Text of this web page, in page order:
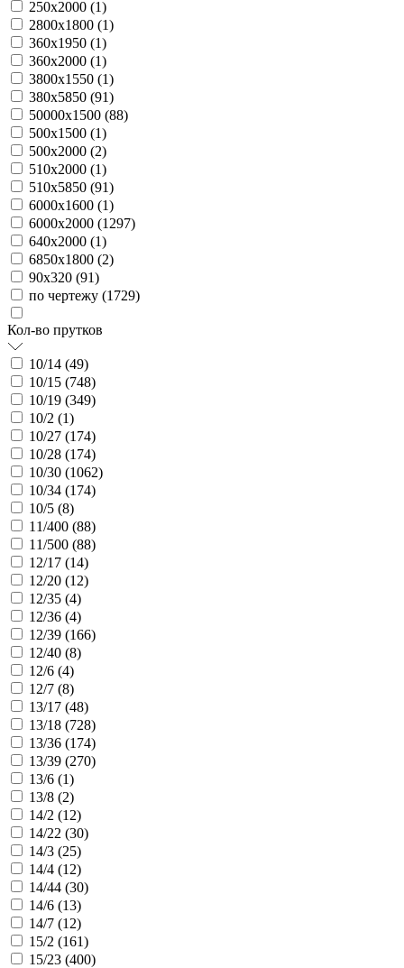
250х2000 (1)
2800х1800 (1)
360х1950 (1)
360х2000 (1)
3800х1550 (1)
380х5850 (91)
50000х1500 (88)
500х1500 (1)
500х2000 (2)
510х2000 (1)
510х5850 (91)
6000х1600 (1)
6000х2000 (1297)
640х2000 (1)
6850х1800 (2)
90х320 (91)
по чертежу (1729)
Кол-во прутков
10/14 (49)
10/15 (748)
10/19 (349)
10/2 (1)
10/27 (174)
10/28 (174)
10/30 (1062)
10/34 (174)
10/5 (8)
11/400 (88)
11/500 (88)
12/17 (14)
12/20 (12)
12/35 (4)
12/36 (4)
12/39 (166)
12/40 (8)
12/6 (4)
12/7 (8)
13/17 (48)
13/18 (728)
13/36 (174)
13/39 (270)
13/6 (1)
13/8 (2)
14/2 (12)
14/22 (30)
14/3 (25)
14/4 (12)
14/44 (30)
14/6 (13)
14/7 (12)
15/2 (161)
15/23 (400)